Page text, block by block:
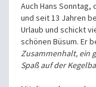
Auch Hans
und seit 13 Jahren
Urlaub und schickt
schönen Büsum. Er
Zusammenhalt, ein
Spaß auf der